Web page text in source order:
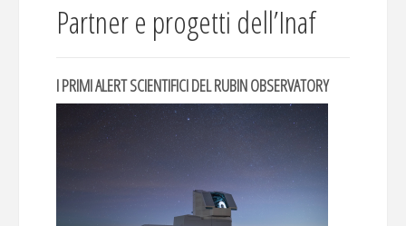
Partner e progetti dell’Inaf
I PRIMI ALERT SCIENTIFICI DEL RUBIN OBSERVATORY